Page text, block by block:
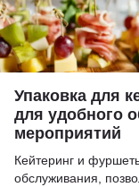
Упаковка для
для удобного
мероприятий
Кейтеринг и
обслуживания,